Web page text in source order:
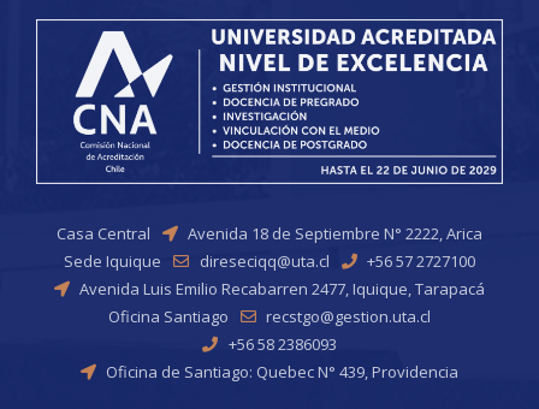
Casa Central
Avenida 18 de Septiembre N° 2222, Arica
Sede Iquique
direseciqq@uta.cl
+56 57 2727100
Avenida Luis Emilio Recabarren 2477, Iquique, Tarapacá
Oficina Santiago
recstgo@gestion.uta.cl
+56 58 2386093
Oficina de Santiago: Quebec N° 439, Providencia